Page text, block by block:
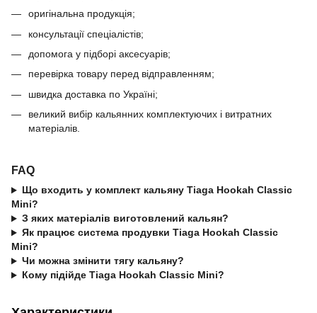
оригінальна продукція;
консультації спеціалістів;
допомога у підборі аксесуарів;
перевірка товару перед відправленням;
швидка доставка по Україні;
великий вибір кальянних комплектуючих і витратних
матеріалів.
FAQ
Що входить у комплект кальяну Tiaga Hookah Classic
Mini?
З яких матеріалів виготовлений кальян?
Як працює система продувки Tiaga Hookah Classic
Mini?
Чи можна змінити тягу кальяну?
Кому підійде Tiaga Hookah Classic Mini?